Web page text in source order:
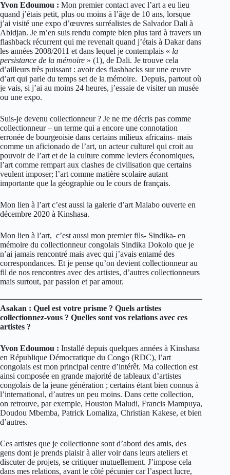
Yvon Edoumou : Mon premier contact avec l’art a eu lieu
quand j’étais petit, plus ou moins à l’âge de 10 ans, lorsque
j’ai visité une expo d’œuvres surréalistes de Salvador Dali à
Abidjan. Je m’en suis rendu compte bien plus tard à travers un
flashback récurrent qui me revenait quand j’étais à Dakar dans
les années 2008/2011 et dans lequel je contemplais « la
persistance de la mémoire » (1), de Dali. Je trouve cela
d’ailleurs très puissant : avoir des flashbacks sur une œuvre
d’art qui parle du temps set de la mémoire. Depuis, partout où
je vais, si j’ai au moins 24 heures, j’essaie de visiter un musée
ou une expo.
Suis-je devenu collectionneur ? Je ne me décris pas comme
collectionneur – un terme qui a encore une connotation
erronée de bourgeoisie dans certains milieux africains- mais
comme un aficionado de l’art, un acteur culturel qui croit au
pouvoir de l’art et de la culture comme leviers économiques,
l’art comme rempart aux clashes de civilisation que certains
veulent imposer; l’art comme matière scolaire autant
importante que la géographie ou le cours de français.
Mon lien à l’art c’est aussi la galerie d’art Malabo ouverte en
décembre 2020 à Kinshasa.
Mon lien à l’art, c’est aussi mon premier fils- Sindika- en
mémoire du collectionneur congolais Sindika Dokolo que je
n’ai jamais rencontré mais avec qui j’avais entamé des
correspondances. Et je pense qu’on devient collectionneur au
fil de nos rencontres avec des artistes, d’autres collectionneurs
mais surtout, par passion et par amour.
Asakan : Quel est votre prisme ? Quels artistes
collectionnez-vous ? Quelles sont vos relations avec ces
artistes ?
Yvon Edoumou : Installé depuis quelques années à Kinshasa
en République Démocratique du Congo (RDC), l’art
congolais est mon principal centre d’intérêt. Ma collection est
ainsi composée en grande majorité de tableaux d’artistes
congolais de la jeune génération ; certains étant bien connus à
l’international, d’autres un peu moins. Dans cette collection,
on retrouve, par exemple, Houston Maludi, Francis Mampuya,
Doudou Mbemba, Patrick Lomaliza, Christian Kakese, et bien
d’autres.
Ces artistes que je collectionne sont d’abord des amis, des
gens dont je prends plaisir à aller voir dans leurs ateliers et
discuter de projets, se critiquer mutuellement. J’impose cela
dans mes relations, avant le côté pécunier car l’aspect lucre,